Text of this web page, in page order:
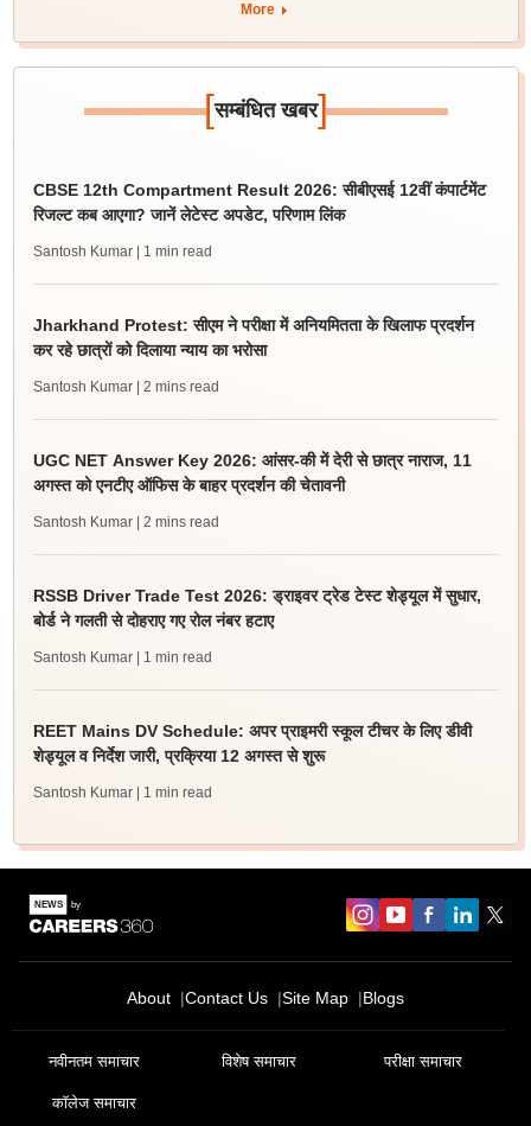
More
[सम्बंधित खबर]
CBSE 12th Compartment Result 2026: सीबीएसई 12वीं कंपार्टमेंट
रिजल्ट कब आएगा? जानें लेटेस्ट अपडेट, परिणाम लिंक
Santosh Kumar | 1 min read
Jharkhand Protest: सीएम ने परीक्षा में अनियमितता के खिलाफ प्रदर्शन
कर रहे छात्रों को दिलाया न्याय का भरोसा
Santosh Kumar | 2 mins read
UGC NET Answer Key 2026: आंसर-की में देरी से छात्र नाराज, 11
अगस्त को एनटीए ऑफिस के बाहर प्रदर्शन की चेतावनी
Santosh Kumar | 2 mins read
RSSB Driver Trade Test 2026: ड्राइवर ट्रेड टेस्ट शेड्यूल में सुधार,
बोर्ड ने गलती से दोहराए गए रोल नंबर हटाए
Santosh Kumar | 1 min read
REET Mains DV Schedule: अपर प्राइमरी स्कूल टीचर के लिए डीवी
शेड्यूल व निर्देश जारी, प्रक्रिया 12 अगस्त से शुरू
Santosh Kumar | 1 min read
About Contact Us Site Map Blogs
नवीनतम समाचार विशेष समाचार परीक्षा समाचार
कॉलेज समाचार